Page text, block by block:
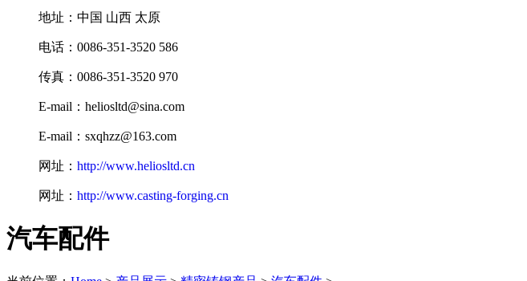
地址：中国 山西 太原
电话：0086-351-3520 586
传真：0086-351-3520 970
E-mail：heliosltd@sina.com
E-mail：sxqhzz@163.com
网址： http://www.heliosltd.cn
网址： http://www.casting-forging.cn
汽车配件